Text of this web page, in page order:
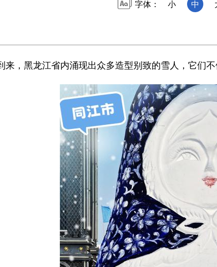
字体： 小 中
黑龙江省内涌现出众多造型别致的雪人，它们不